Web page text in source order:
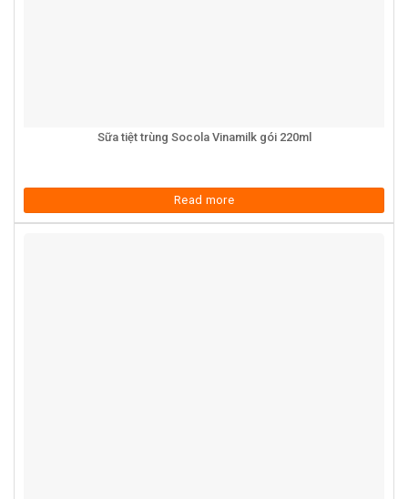
Sữa tiệt trùng Socola Vinamilk gói 220ml
Read more